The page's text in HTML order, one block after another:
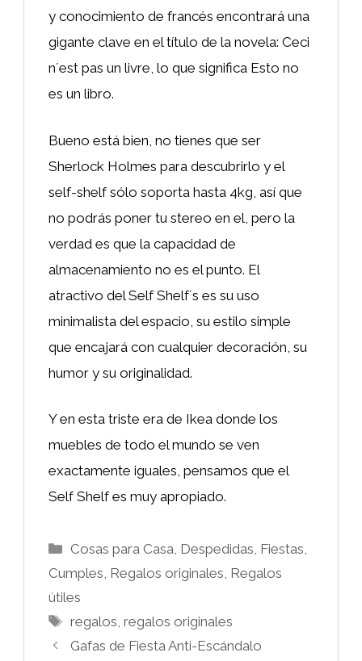
y conocimiento de francés encontrará una
gigante clave en el título de la novela: Ceci
n´est pas un livre, lo que significa Esto no
es un libro.
Bueno está bien, no tienes que ser
Sherlock Holmes para descubrirlo y el
self-shelf sólo soporta hasta 4kg, así que
no podrás poner tu stereo en el, pero la
verdad es que la capacidad de
almacenamiento no es el punto. El
atractivo del Self Shelf´s es su uso
minimalista del espacio, su estilo simple
que encajará con cualquier decoración, su
humor y su originalidad.
Y en esta triste era de Ikea donde los
muebles de todo el mundo se ven
exactamente iguales, pensamos que el
Self Shelf es muy apropiado.
Categorías
Cosas para Casa, Despedidas, Fiestas,
Cumples, Regalos originales, Regalos
útiles
Etiquetas
regalos,regalos originales
Gafas de Fiesta Anti-Escándalo